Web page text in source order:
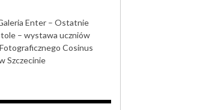
Enter – Ostatnie
– wystawa uczniów
Cosinus
Szczecinie